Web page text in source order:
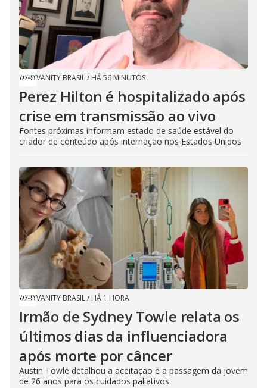
VANITY BRASIL/ HÁ 56 MINUTOS
Perez Hilton é hospitalizado após
crise em transmissão ao vivo
Fontes próximas informam estado de saúde estável do
criador de conteúdo após internação nos Estados Unidos
VANITY BRASIL/ HÁ 1 HORA
Irmão de Sydney Towle relata os
últimos dias da influenciadora
após morte por câncer
Austin Towle detalhou a aceitação e a passagem da jovem
de 26 anos para os cuidados paliativos